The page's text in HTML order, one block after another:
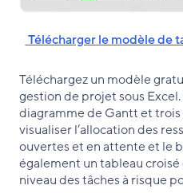
Télécharger le modèle de
Téléchargez un modèle
gestion de projet sous
diagramme de Gantt et
visualiser l’allocation des
ouvertes et en attente et le
également un tableau
niveau des tâches à risque